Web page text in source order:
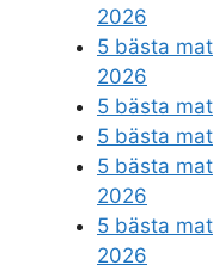
2026
5 bästa
2026
5 bästa
5 bästa
5 bästa
2026
5 bästa
2026